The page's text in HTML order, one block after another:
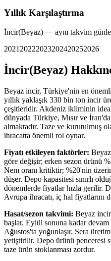
Yıllık Karşılaştırma
İncir(Beyaz) — aynı takvim
2021 20222023202420252026
İncir(Beyaz)
Beyaz incir, Türkiye'nin en
yıllık yaklaşık 330 bin ton incir
çeşitleridir. Akdeniz ikliminin
dünyada Türkiye, Mısır ve
almaktadır. Taze ve kurutulmuş
ihracatta önemli rol oynar.
Fiyatı etkileyen faktörler:
göre değişir; erken sezon ürünü
Nem oranı kritiktir; %20'nin
düşer. Depo kapasitesi sınırlı
dönemlerde fiyatlar hızla gerilir.
Avrupa ihracatı, iç hal fiyatlarını
Hasat/sezon takvimi: Beyaz
başlar, Eylül sonuna kadar
Ağustos'ta yoğunlaşır. Sera
yetiştirilir. Depo ürünü penceresi
taze ürün stoklanması zordur.